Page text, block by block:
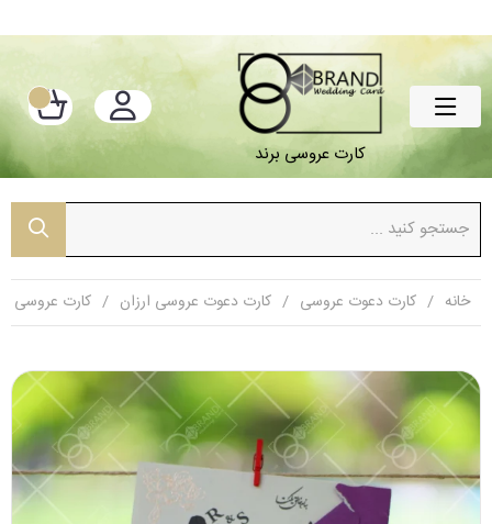
کارت عروسی برند
خانه کارت دعوت عروسی کارت دعوت عروسی ارزان کارت عروسی